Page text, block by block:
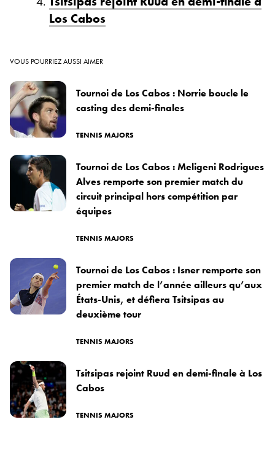
Los Cabos
VOUS POURRIEZ AUSSI AIMER
Tournoi de Los Cabos : Norrie boucle le
casting des demi-finales
TENNIS MAJORS
Tournoi de Los Cabos : Meligeni Rodrigues
Alves remporte son premier match du
circuit principal hors compétition par
équipes
TENNIS MAJORS
Tournoi de Los Cabos : Isner remporte son
premier match de l’année ailleurs qu’aux
États-Unis, et défiera Tsitsipas au
deuxième tour
TENNIS MAJORS
Tsitsipas rejoint Ruud en demi-finale à Los
Cabos
TENNIS MAJORS